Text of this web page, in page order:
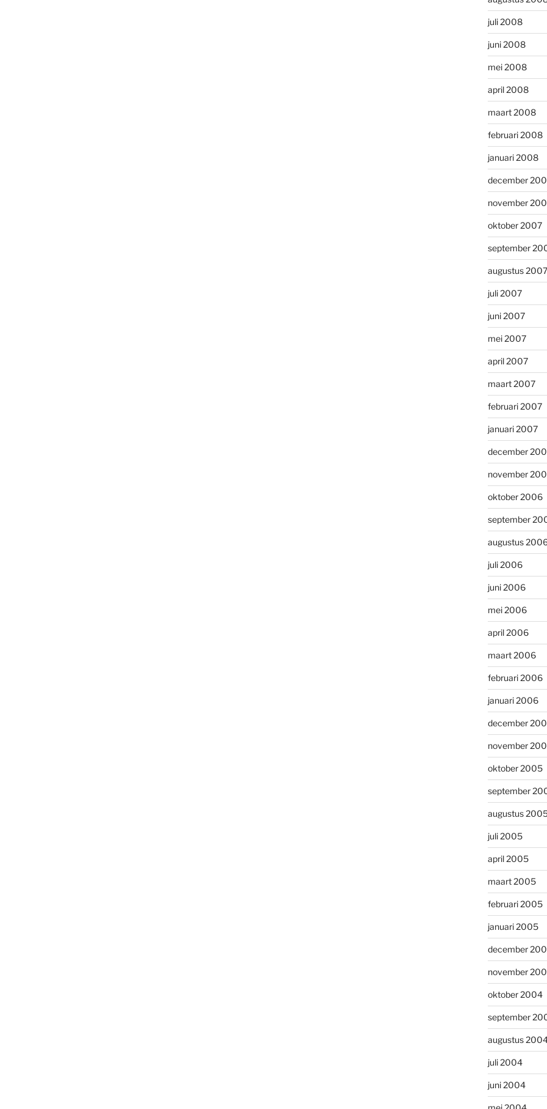
juli 2008
juni 2008
mei 2008
april 2008
maart 2008
februari 2008
januari 2008
december
november
oktober 2007
september
augustus 2007
juli 2007
juni 2007
mei 2007
april 2007
maart 2007
februari 2007
januari 2007
december
november
oktober 2006
september
augustus
juli 2006
juni 2006
mei 2006
april 2006
maart 2006
februari 2006
januari 2006
december
november
oktober 2005
september
augustus
juli 2005
april 2005
maart 2005
februari 2005
januari 2005
december
november
oktober 2004
september
augustus
juli 2004
juni 2004